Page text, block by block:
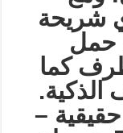
شريحة
حمل
كما
–